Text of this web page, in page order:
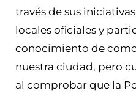
través de sus
locales oficiales y
conocimiento de
nuestra ciudad, pero
al comprobar que la